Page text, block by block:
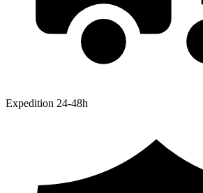
Expedition 24-48h